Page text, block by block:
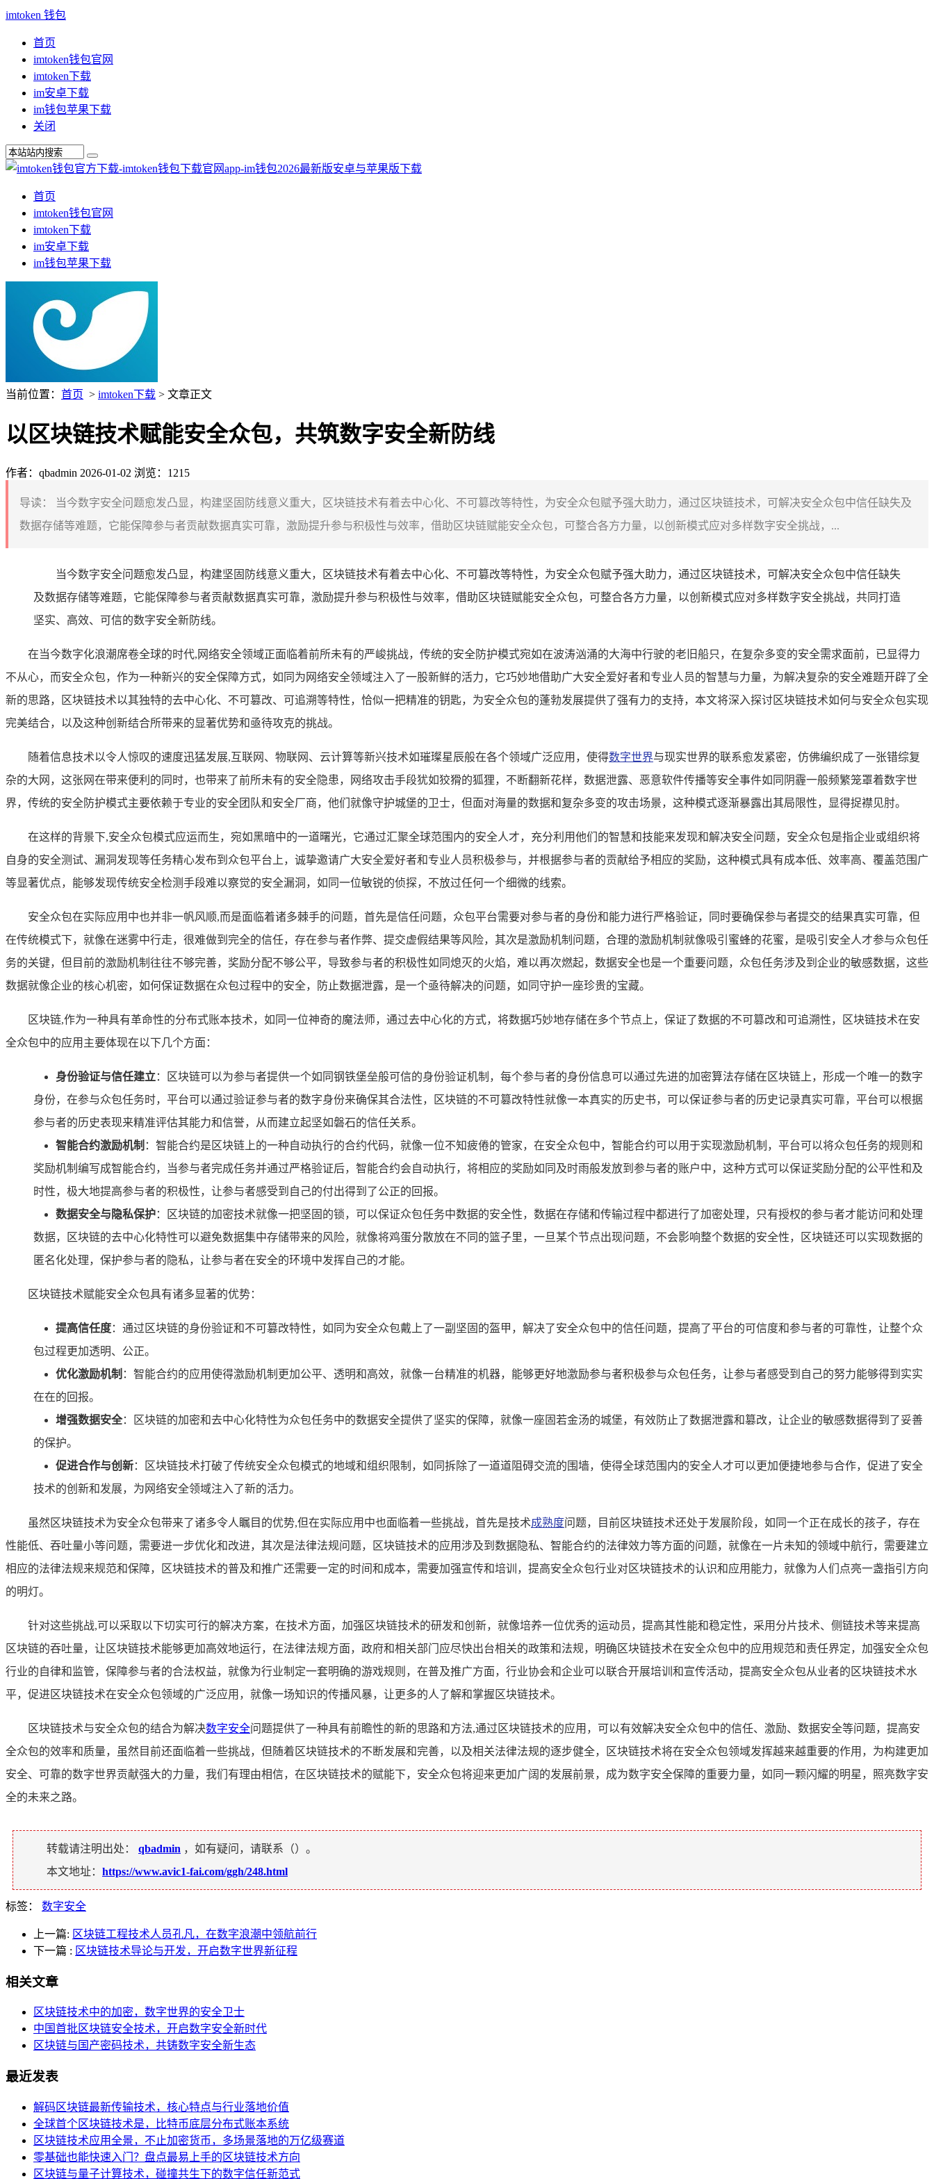
imtoken 钱包
首页
imtoken钱包官网
imtoken下载
im安卓下载
im钱包苹果下载
关闭
首页
imtoken钱包官网
imtoken下载
im安卓下载
im钱包苹果下载
当前位置： 首页 > imtoken下载 > 文章正文
以区块链技术赋能安全众包，共筑数字安全新防线
作者：qbadmin 2026-01-02 浏览：1215
导读：
当今数字安全问题愈发凸显，构建坚固防线意义重大，区块链技术有着去中心化、不可篡改等特性，为安全众包赋予强大助力，通过区块链技术，可解决安全众包中信任缺失及
数据存储等难题，它能保障参与者贡献数据真实可靠，激励提升参与积极性与效率，借助区块链赋能安全众包，可整合各方力量，以创新模式应对多样数字安全挑战，...
当今数字安全问题愈发凸显，构建坚固防线意义重大，区块链技术有着去中心化、不可篡改等特性，为安全众包赋予强大助力，通过区块链技术，可解决安全众包中信任缺失
及数据存储等难题，它能保障参与者贡献数据真实可靠，激励提升参与积极性与效率，借助区块链赋能安全众包，可整合各方力量，以创新模式应对多样数字安全挑战，共同打造
坚实、高效、可信的数字安全新防线。
在当今数字化浪潮席卷全球的时代,网络安全领域正面临着前所未有的严峻挑战，传统的安全防护模式宛如在波涛汹涌的大海中行驶的老旧船只，在复杂多变的安全需求面前，已显得力
不从心，而安全众包，作为一种新兴的安全保障方式，如同为网络安全领域注入了一股新鲜的活力，它巧妙地借助广大安全爱好者和专业人员的智慧与力量，为解决复杂的安全难题开辟了全
新的思路，区块链技术以其独特的去中心化、不可篡改、可追溯等特性，恰似一把精准的钥匙，为安全众包的蓬勃发展提供了强有力的支持，本文将深入探讨区块链技术如何与安全众包实现
完美结合，以及这种创新结合所带来的显著优势和亟待攻克的挑战。
随着信息技术以令人惊叹的速度迅猛发展,互联网、物联网、云计算等新兴技术如璀璨星辰般在各个领域广泛应用，使得数字世界与现实世界的联系愈发紧密，仿佛编织成了一张错综复
杂的大网，这张网在带来便利的同时，也带来了前所未有的安全隐患，网络攻击手段犹如狡猾的狐狸，不断翻新花样，数据泄露、恶意软件传播等安全事件如同阴霾一般频繁笼罩着数字世
界，传统的安全防护模式主要依赖于专业的安全团队和安全厂商，他们就像守护城堡的卫士，但面对海量的数据和复杂多变的攻击场景，这种模式逐渐暴露出其局限性，显得捉襟见肘。
在这样的背景下,安全众包模式应运而生，宛如黑暗中的一道曙光，它通过汇聚全球范围内的安全人才，充分利用他们的智慧和技能来发现和解决安全问题，安全众包是指企业或组织将
自身的安全测试、漏洞发现等任务精心发布到众包平台上，诚挚邀请广大安全爱好者和专业人员积极参与，并根据参与者的贡献给予相应的奖励，这种模式具有成本低、效率高、覆盖范围广
等显著优点，能够发现传统安全检测手段难以察觉的安全漏洞，如同一位敏锐的侦探，不放过任何一个细微的线索。
安全众包在实际应用中也并非一帆风顺,而是面临着诸多棘手的问题，首先是信任问题，众包平台需要对参与者的身份和能力进行严格验证，同时要确保参与者提交的结果真实可靠，但
在传统模式下，就像在迷雾中行走，很难做到完全的信任，存在参与者作弊、提交虚假结果等风险，其次是激励机制问题，合理的激励机制就像吸引蜜蜂的花蜜，是吸引安全人才参与众包任
务的关键，但目前的激励机制往往不够完善，奖励分配不够公平，导致参与者的积极性如同熄灭的火焰，难以再次燃起，数据安全也是一个重要问题，众包任务涉及到企业的敏感数据，这些
数据就像企业的核心机密，如何保证数据在众包过程中的安全，防止数据泄露，是一个亟待解决的问题，如同守护一座珍贵的宝藏。
区块链,作为一种具有革命性的分布式账本技术，如同一位神奇的魔法师，通过去中心化的方式，将数据巧妙地存储在多个节点上，保证了数据的不可篡改和可追溯性，区块链技术在安
全众包中的应用主要体现在以下几个方面：
身份验证与信任建立：区块链可以为参与者提供一个如同钢铁堡垒般可信的身份验证机制，每个参与者的身份信息可以通过先进的加密算法存储在区块链上，形成一个唯一的数字
身份，在参与众包任务时，平台可以通过验证参与者的数字身份来确保其合法性，区块链的不可篡改特性就像一本真实的历史书，可以保证参与者的历史记录真实可靠，平台可以根据
参与者的历史表现来精准评估其能力和信誉，从而建立起坚如磐石的信任关系。
智能合约激励机制 ：智能合约是区块链上的一种自动执行的合约代码，就像一位不知疲倦的管家，在安全众包中，智能合约可以用于实现激励机制，平台可以将众包任务的规则和
奖励机制编写成智能合约，当参与者完成任务并通过严格验证后，智能合约会自动执行，将相应的奖励如同及时雨般发放到参与者的账户中，这种方式可以保证奖励分配的公平性和及
时性，极大地提高参与者的积极性，让参与者感受到自己的付出得到了公正的回报。
数据安全与隐私保护：区块链的加密技术就像一把坚固的锁，可以保证众包任务中数据的安全性，数据在存储和传输过程中都进行了加密处理，只有授权的参与者才能访问和处理
数据，区块链的去中心化特性可以避免数据集中存储带来的风险，就像将鸡蛋分散放在不同的篮子里，一旦某个节点出现问题，不会影响整个数据的安全性，区块链还可以实现数据的
匿名化处理，保护参与者的隐私，让参与者在安全的环境中发挥自己的才能。
区块链技术赋能安全众包具有诸多显著的优势：
提高信任度：通过区块链的身份验证和不可篡改特性，如同为安全众包戴上了一副坚固的盔甲，解决了安全众包中的信任问题，提高了平台的可信度和参与者的可靠性，让整个众
包过程更加透明、公正。
优化激励机制 ：智能合约的应用使得激励机制更加公平、透明和高效，就像一台精准的机器，能够更好地激励参与者积极参与众包任务，让参与者感受到自己的努力能够得到实实
在在的回报。
增强数据安全：区块链的加密和去中心化特性为众包任务中的数据安全提供了坚实的保障，就像一座固若金汤的城堡，有效防止了数据泄露和篡改，让企业的敏感数据得到了妥善
的保护。
促进合作与创新：区块链技术打破了传统安全众包模式的地域和组织限制，如同拆除了一道道阻碍交流的围墙，使得全球范围内的安全人才可以更加便捷地参与合作，促进了安全
技术的创新和发展，为网络安全领域注入了新的活力。
虽然区块链技术为安全众包带来了诸多令人瞩目的优势,但在实际应用中也面临着一些挑战，首先是技术成熟度问题，目前区块链技术还处于发展阶段，如同一个正在成长的孩子，存在
性能低、吞吐量小等问题，需要进一步优化和改进，其次是法律法规问题，区块链技术的应用涉及到数据隐私、智能合约的法律效力等方面的问题，就像在一片未知的领域中航行，需要建立
相应的法律法规来规范和保障，区块链技术的普及和推广还需要一定的时间和成本，需要加强宣传和培训，提高安全众包行业对区块链技术的认识和应用能力，就像为人们点亮一盏指引方向
的明灯。
针对这些挑战,可以采取以下切实可行的解决方案，在技术方面，加强区块链技术的研发和创新，就像培养一位优秀的运动员，提高其性能和稳定性，采用分片技术、侧链技术等来提高
区块链的吞吐量，让区块链技术能够更加高效地运行，在法律法规方面，政府和相关部门应尽快出台相关的政策和法规，明确区块链技术在安全众包中的应用规范和责任界定，加强安全众包
行业的自律和监管，保障参与者的合法权益，就像为行业制定一套明确的游戏规则，在普及推广方面，行业协会和企业可以联合开展培训和宣传活动，提高安全众包从业者的区块链技术水
平，促进区块链技术在安全众包领域的广泛应用，就像一场知识的传播风暴，让更多的人了解和掌握区块链技术。
区块链技术与安全众包的结合为解决数字安全问题提供了一种具有前瞻性的新的思路和方法,通过区块链技术的应用，可以有效解决安全众包中的信任、激励、数据安全等问题，提高安
全众包的效率和质量，虽然目前还面临着一些挑战，但随着区块链技术的不断发展和完善，以及相关法律法规的逐步健全，区块链技术将在安全众包领域发挥越来越重要的作用，为构建更加
安全、可靠的数字世界贡献强大的力量，我们有理由相信，在区块链技术的赋能下，安全众包将迎来更加广阔的发展前景，成为数字安全保障的重要力量，如同一颗闪耀的明星，照亮数字安
全的未来之路。
转载请注明出处： qbadmin ，如有疑问，请联系（）。
本文地址： https://www.avic1-fai.com/ggh/248.html
标签： 数字安全
上一篇: 区块链工程技术人员孔凡，在数字浪潮中领航前行
下一篇 : 区块链技术导论与开发，开启数字世界新征程
相关文章
区块链技术中的加密，数字世界的安全卫士
中国首批区块链安全技术，开启数字安全新时代
区块链与国产密码技术，共铸数字安全新生态
最近发表
解码区块链最新传输技术，核心特点与行业落地价值
全球首个区块链技术是，比特币底层分布式账本系统
区块链技术应用全景，不止加密货币，多场景落地的万亿级赛道
零基础也能快速入门？盘点最易上手的区块链技术方向
区块链与量子计算技术，碰撞共生下的数字信任新范式